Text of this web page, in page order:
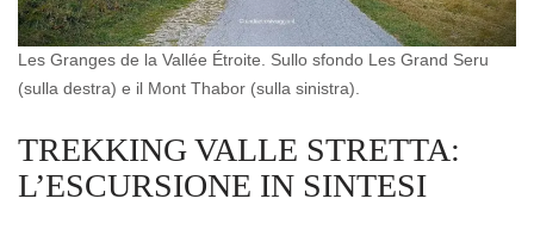
Les Granges de la Vallée Étroite. Sullo sfondo Les Grand Seru
(sulla destra) e il Mont Thabor (sulla sinistra).
TREKKING VALLE STRETTA:
L’ESCURSIONE IN SINTESI